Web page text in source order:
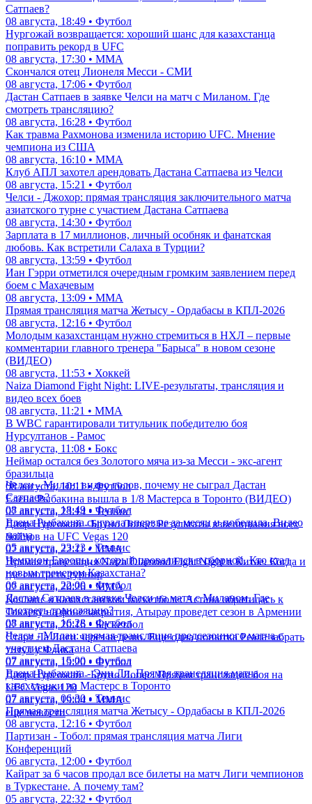
Сатпаев?
08 августа, 18:49 • Футбол
Нургожай возвращается: хороший шанс для казахстанца
поправить рекорд в UFC
08 августа, 17:30 • ММА
Скончался отец Лионеля Месси - СМИ
08 августа, 17:06 • Футбол
Дастан Сатпаев в заявке Челси на матч с Миланом. Где
смотреть трансляцию?
08 августа, 16:28 • Футбол
Как травма Рахмонова изменила историю UFC. Мнение
чемпиона из США
08 августа, 16:10 • ММА
Клуб АПЛ захотел арендовать Дастана Сатпаева из Челси
08 августа, 15:21 • Футбол
Челси - Джохор: прямая трансляция заключительного матча
азиатского турне с участием Дастана Сатпаева
08 августа, 14:30 • Футбол
Зарплата в 17 миллионов, личный особняк и фанатская
любовь. Как встретили Салаха в Турции?
08 августа, 13:59 • Футбол
Иан Гэрри отметился очередным громким заявлением перед
боем с Махачевым
08 августа, 13:09 • ММА
Прямая трансляция матча Жетысу - Ордабасы в КПЛ-2026
08 августа, 12:16 • Футбол
Молодым казахстанцам нужно стремиться в НХЛ – первые
комментарии главного тренера "Барыса" в новом сезоне
(ВИДЕО)
08 августа, 11:53 • Хоккей
Naiza Diamond Fight Night: LIVE-результаты, трансляция и
видео всех боев
08 августа, 11:21 • ММА
В WBC гарантировали титульник победителю боя
Нурсултанов - Рамос
08 августа, 11:08 • Бокс
Неймар остался без Золотого мяча из-за Месси - экс-агент
бразильца
08 августа, 10:11 • Футбол
Елена Рыбакина вышла в 1/8 Мастерса в Торонто (ВИДЕО)
07 августа, 23:14 • Теннис
Дияр Нургожай - Бруно Лопес: Результаты взвешивания всех
бойцов на UFC Vegas 120
07 августа, 22:11 • ММА
Прямая трансляция Naiza Diamond Fight Night в Китае. Когда и
где смотреть турнир
07 августа, 20:26 • ММА
Коллапс в казахстанском баскетболе: Астана обратилась к
Токаеву на фоне закрытия, Атырау проведет сезон в Армении
07 августа, 20:16 • Баскетбол
Старт Ла Лиги через неделю. Еще одна попытка Реала забрать
титул у Флика
07 августа, 19:20 • Футбол
Дияр Нургожай - Бруно Лопес: Прямая трансляция боя на
UFC Vegas 120
07 августа, 19:04 • ММА
еще новости
Челси - Милан: видео голов, почему не сыграл Дастан
Сатпаев?
08 августа, 18:49 • Футбол
Елена Рыбакина сыграла впервые за месяц и победила. Видео
матча
05 августа, 23:23 • Теннис
Чемпион Европы, который провалился в сборной. Кто стал
новым тренером Казахстана?
06 августа, 22:00 • Футбол
Дастан Сатпаев в заявке Челси на матч с Миланом. Где
смотреть трансляцию?
08 августа, 16:28 • Футбол
Челси - Милан: прямая трансляция предсезонного матча с
участием Дастана Сатпаева
07 августа, 15:00 • Футбол
Елена Рыбакина - Энн Ли. Прямая трансляция матча
казахстанки на Мастерс в Торонто
07 августа, 06:30 • Теннис
Прямая трансляция матча Жетысу - Ордабасы в КПЛ-2026
08 августа, 12:16 • Футбол
Партизан - Тобол: прямая трансляция матча Лиги
Конференций
06 августа, 12:00 • Футбол
Кайрат за 6 часов продал все билеты на матч Лиги чемпионов
в Туркестане. А почему там?
05 августа, 22:32 • Футбол